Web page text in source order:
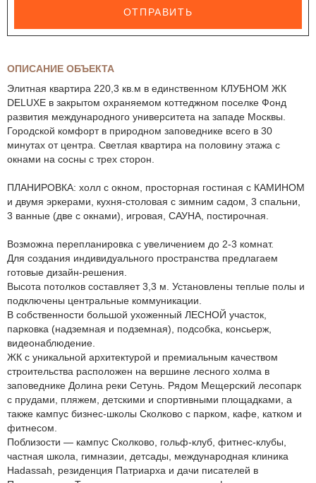
ОПИСАНИЕ ОБЪЕКТА
Элитная квартира 220,3 кв.м в единственном КЛУБНОМ ЖК
DELUXE в закрытом охраняемом коттеджном поселке Фонд
развития международного университета на западе Москвы.
Городской комфорт в природном заповеднике всего в 30
минутах от центра. Светлая квартира на половину этажа с
окнами на сосны с трех сторон.
ПЛАНИРОВКА: холл с окном, просторная гостиная с КАМИНОМ
и двумя эркерами, кухня-столовая с зимним садом, 3 спальни,
3 ванные (две с окнами), игровая, САУНА, постирочная.
Возможна перепланировка с увеличением до 2-3 комнат.
Для создания индивидуального пространства предлагаем
готовые дизайн-решения.
Высота потолков составляет 3,3 м. Установлены теплые полы и
подключены центральные коммуникации.
В собственности большой ухоженный ЛЕСНОЙ участок,
парковка (надземная и подземная), подсобка, консьерж,
видеонаблюдение.
ЖК с уникальной архитектурой и премиальным качеством
строительства расположен на вершине лесного холма в
заповеднике Долина реки Сетунь. Рядом Мещерский лесопарк
с прудами, пляжем, детскими и спортивными площадками, а
также кампус бизнес-школы Сколково с парком, кафе, катком и
фитнесом.
Поблизости — кампус Сколково, гольф-клуб, фитнес-клубы,
частная школа, гимназии, детсады, международная клиника
Hadassah, резиденция Патриарха и дачи писателей в
ОТПРАВИТЬ